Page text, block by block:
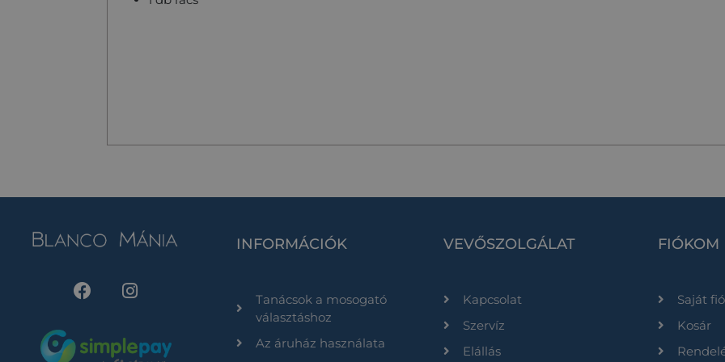
INFORMÁCIÓK
Tanácsok a mosogató
választáshoz
Az áruház használata
VEVŐSZOLGÁLAT
Kapcsolat
Szervíz
Elállás
FIÓKOM
Saját
Kosár